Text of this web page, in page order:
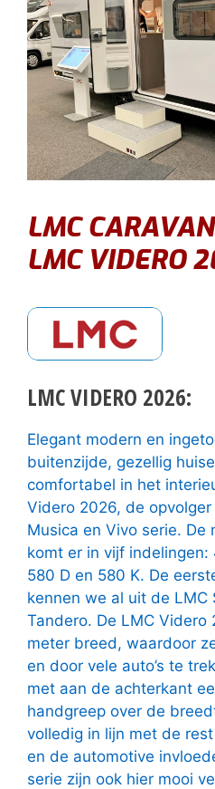
LMC
LMC VIDERO
LMC VIDERO 2026:
Elegant modern en
buitenzijde, gezellig
comfortabel in het
Videro 2026, de
Musica en Vivo serie. De
komt er in vijf indelingen:
580 D en 580 K. De
kennen we al uit de LMC
Tandero. De LMC
meter breed, waardoor
en door vele auto’s te
met aan de achterkant
handgreep over de
volledig in lijn met de
en de automotive
serie zijn ook hier mooi